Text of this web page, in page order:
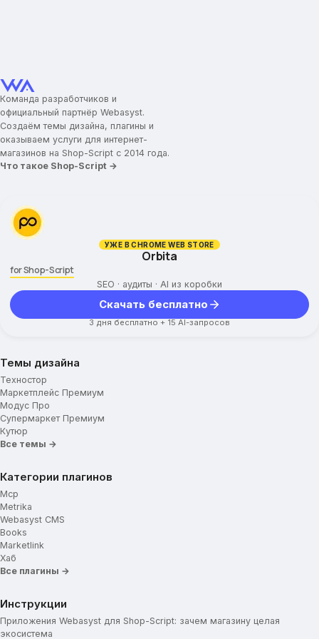
Социальные сети
Команда разработчиков и
официальный партнёр Webasyst.
Создаём темы дизайна, плагины и
оказываем услуги для интернет-
магазинов на Shop-Script с 2014 года.
Что такое Shop-Script →
УЖЕ В CHROME WEB STORE
Orbita
for Shop-Script
SEO · аудиты · AI из коробки
Скачать бесплатно
3 дня бесплатно + 15 AI-запросов
Темы дизайна
Техностор
Маркетплейс Премиум
Модус Про
Супермаркет Премиум
Кутюр
Все темы →
Категории плагинов
Mcp
Metrika
Webasyst CMS
Books
Marketlink
Хаб
Все плагины →
Инструкции
Приложения Webasyst для Shop-Script: зачем магазину целая
экосистема